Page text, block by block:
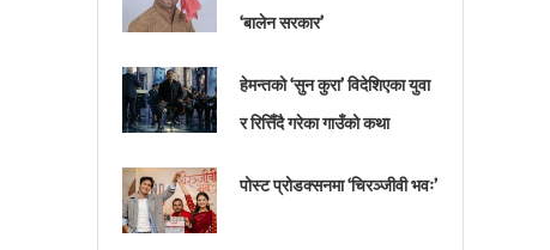
‘बालेन सरकार’
हेमन्तको ‘सुन कुरा’ विदेशिएका युवा
र रित्तिँदै गरेका गाउँको कथा
पोस्ट प्रोडक्सनमा ‘चिरञ्जीवी भवः’